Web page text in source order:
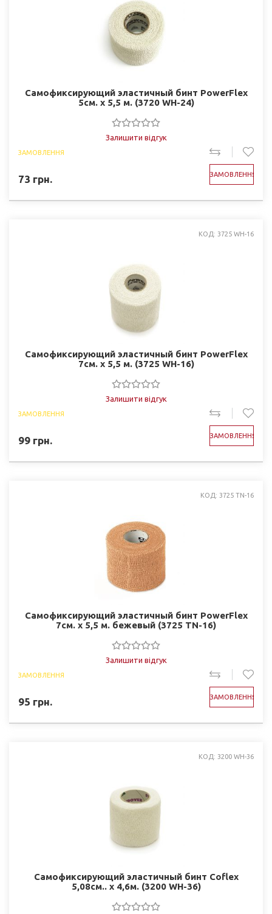
Самофиксирующий эластичный бинт PowerFlex
5см. х 5,5 м. (3720 WH-24)
Залишити відгук
ЗАМОВЛЕННЯ
73 грн. ЗАМОВЛЕННЯ
КОД: 3725 WH-16
Самофиксирующий эластичный бинт PowerFlex
7см. х 5,5 м. (3725 WH-16)
Залишити відгук
ЗАМОВЛЕННЯ
99 грн. ЗАМОВЛЕННЯ
КОД: 3725 TN-16
Самофиксирующий эластичный бинт PowerFlex
7см. х 5,5 м. бежевый (3725 TN-16)
Залишити відгук
ЗАМОВЛЕННЯ
95 грн. ЗАМОВЛЕННЯ
КОД: 3200 WH-36
Самофиксирующий эластичный бинт Coflex
5,08см.. х 4,6м. (3200 WH-36)